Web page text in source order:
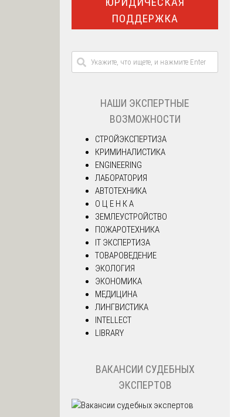
ПОДДЕРЖКА
НАШИ ЭКСПЕРТНЫЕ
ВОЗМОЖНОСТИ
СТРОЙЭКСПЕРТИЗА
КРИМИНАЛИСТИКА
ENGINEERING
ЛАБОРАТОРИЯ
АВТОТЕХНИКА
О Ц Е Н К А
ЗЕМЛЕУСТРОЙСТВО
ПОЖАРОТЕХНИКА
IT ЭКСПЕРТИЗА
ТОВАРОВЕДЕНИЕ
ЭКОЛОГИЯ
ЭКОНОМИКА
МЕДИЦИНА
ЛИНГВИСТИКА
INTELLECT
LIBRARY
ВАКАНСИИ СУДЕБНЫХ
ЭКСПЕРТОВ